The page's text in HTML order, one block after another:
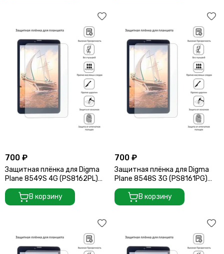
700 ₽
Защитная плёнка для Digma
Plane 8549S 4G (PS8162PL)
(Версия 2) (205*120)
В корзину
700 ₽
Защитная плёнка для Digma
Plane 8548S 3G (PS8161PG)
(Версия 3) (205*120)
В корзину